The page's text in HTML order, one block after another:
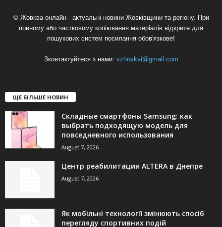
© Жовква онлайн - актуальні новини Жовківщини та регіону. При
повному або частковому копіювання матеріалів відкрите для
пошукових систем посилання обов'язкове!
Зконтактуйтеся з нами: vzhovkvi@gmail.com
ЩЕ БІЛЬШЕ НОВИН
Складные смартфоны Samsung: как
выбрать подходящую модель для
повседневного использования
August 7, 2026
Центр реабилитации ALTERA в Днепре
August 7, 2026
Як мобільні технології змінюють спосіб
перегляду спортивних подій